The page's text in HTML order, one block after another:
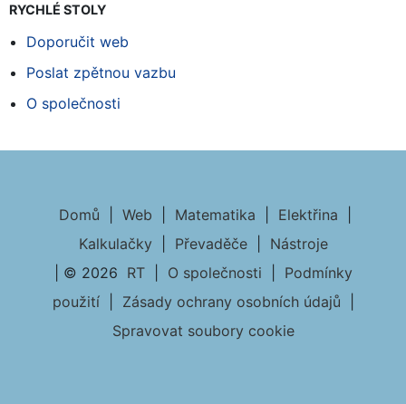
RYCHLÉ STOLY
Doporučit web
Poslat zpětnou vazbu
O společnosti
Domů Web Matematika Elektřina
Kalkulačky
Převaděče
Nástroje
| © 2026 RT O společnosti
Podmínky
použití
Zásady ochrany osobních údajů
Spravovat soubory cookie